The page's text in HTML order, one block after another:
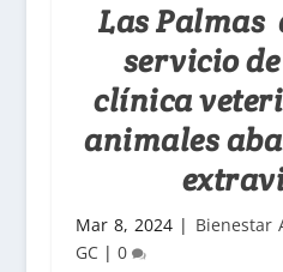
Las Palmas
servicio
clínica
animales
Mar 8, 2024 | Bienestar
GC| 0